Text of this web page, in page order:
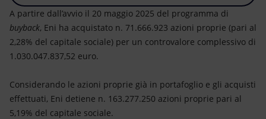
A partire dall’avvio il 20 maggio 2025 del programma di
buyback, Eni ha acquistato n. 71.666.923 azioni proprie (pari al
2,28% del capitale sociale) per un controvalore complessivo di
1.030.047.837,52 euro.
Considerando le azioni proprie già in portafoglio e gli acquisti
effettuati, Eni detiene n. 163.277.250 azioni proprie pari al
5,19% del capitale sociale.